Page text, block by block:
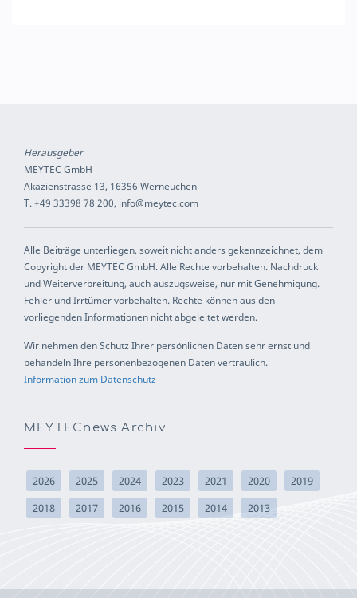
Herausgeber
MEYTEC GmbH
Akazienstrasse 13, 16356 Werneuchen
T. +49 33398 78 200, info@meytec.com
Alle Beiträge unterliegen, soweit nicht anders gekennzeichnet, dem
Copyright der MEYTEC GmbH. Alle Rechte vorbehalten. Nachdruck
und Weiterverbreitung, auch auszugsweise, nur mit Genehmigung.
Fehler und Irrtümer vorbehalten. Rechte können aus den
vorliegenden Informationen nicht abgeleitet werden.
Wir nehmen den Schutz Ihrer persönlichen Daten sehr ernst und
behandeln Ihre personenbezogenen Daten vertraulich.
Information zum Datenschutz
MEYTECnews Archiv
2026 2025 2024 2023 2021 2020
2019
2018
2017 2016 2015 2014 2013